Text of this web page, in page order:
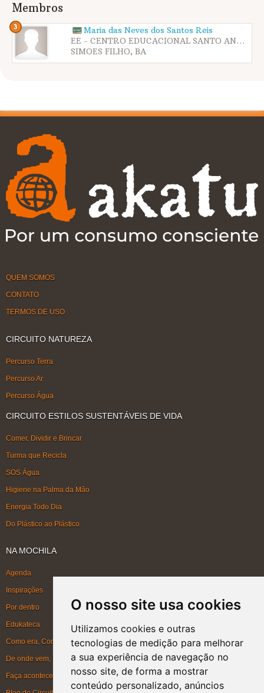
O nosso site usa cookies
Utilizamos cookies e outras
tecnologias de medição para melhorar
a sua experiência de navegação no
nosso site, de forma a mostrar
conteúdo personalizado, anúncios
Membros
Maria das Neves dos Santos Reis
EE - CENTRO EDUCACIONAL SANTO ANTONIO
SIMOES FILHO, BA
QUEM SOMOS
CONTATO
TERMOS DE USO
CIRCUITO NATUREZA
Percurso Terra
Percurso Ar
Percurso Água
CIRCUITO ESTILOS SUSTENTÁVEIS DE VIDA
Comer, Dividir e Brincar
Turma que Recicla
SOS Água
Higiene na Palma da Mão
Energia Todo Dia
Do Plástico ao Plástico
NA MOCHILA
Agenda
Inspirações
Por dentro
Edukateca
Como era, Como ficou, Como será
De onde vem, Para onde vai
Faça acontecer